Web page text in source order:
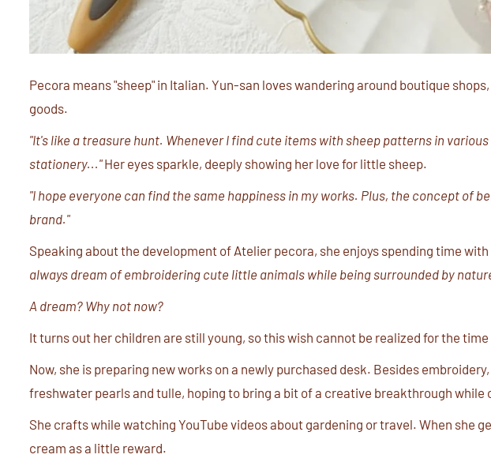
Pecora means "sheep" in Italian. Yun-san loves wandering around boutique
goods.
"It's like a treasure hunt. Whenever I find cute items with sheep patterns in
stationery..."Her eyes sparkle, deeply showing her love for little sheep.
"I hope everyone can find the same happiness in my works. Plus, the concept of
brand."
Speaking about the development of Atelier pecora, she enjoys spending time
always dream of embroidering cute little animals while being surrounded by
A dream? Why not now?
It turns out her children are still young, so this wish cannot be realized for the
Now, she is preparing new works on a newly purchased desk. Besides
freshwater pearls and tulle, hoping to bring a bit of a creative breakthrough
She crafts while watching YouTube videos about gardening or travel. When she
cream as a little reward.